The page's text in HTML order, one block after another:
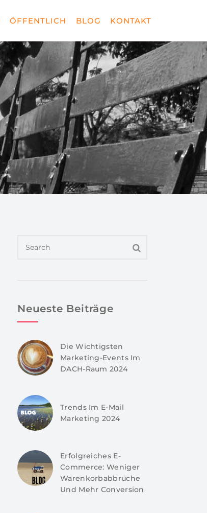
ÖFFENTLICH BLOG KONTAKT
Neueste Beiträge
Die Wichtigsten
Marketing-Events Im
DACH-Raum 2024
Trends Im E-Mail
Marketing 2024
Erfolgreiches E-
Commerce: Weniger
Warenkorbabbrüche
Und Mehr Conversion